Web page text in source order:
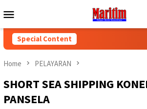
to
Menu
Special Content
Home PELAYARAN
SHORT SEA SHIPPING
PANSELA